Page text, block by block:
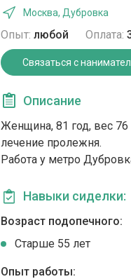
Москва, Дубровка
Опыт: любой Оплата:
Связаться с
Описание
Женщина, 81 год, вес 76
лечение пролежня.
Работа у метро
Навыки сиделки:
Возраст подопечного:
Cтарше 55 лет
Опыт работы: